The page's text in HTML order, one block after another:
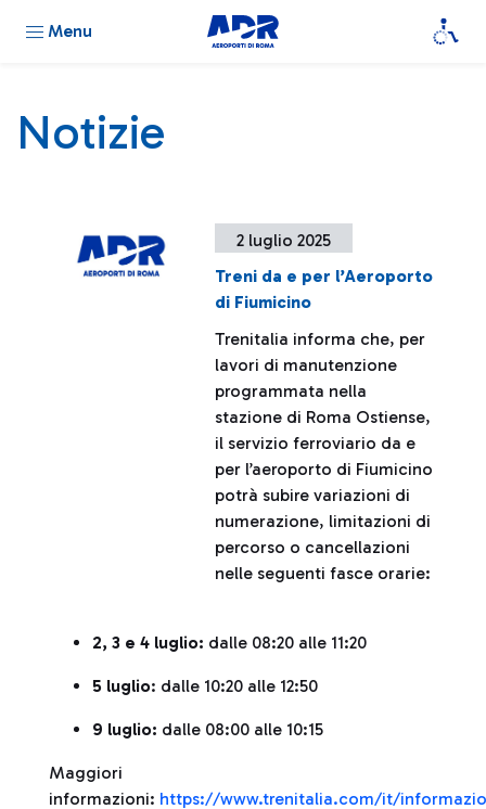
Menu
Notizie
2 luglio 2025
Treni da e per l’Aeroporto
di Fiumicino
Trenitalia informa che, per
lavori di manutenzione
programmata nella
stazione di Roma Ostiense,
il servizio ferroviario da e
per l’aeroporto di Fiumicino
potrà subire variazioni di
numerazione, limitazioni di
percorso o cancellazioni
nelle seguenti fasce orarie:
2, 3 e 4 luglio: dalle 08:20 alle 11:20
5 luglio: dalle 10:20 alle 12:50
9 luglio: dalle 08:00 alle 10:15
Maggiori
informazioni: https://www.trenitalia.com/it/